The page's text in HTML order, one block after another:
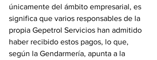
únicamente del ámbito empresarial, es
significa que varios responsables de la
propia Gepetrol Servicios han admitido
haber recibido estos pagos, lo que,
según la Gendarmería, apunta a la